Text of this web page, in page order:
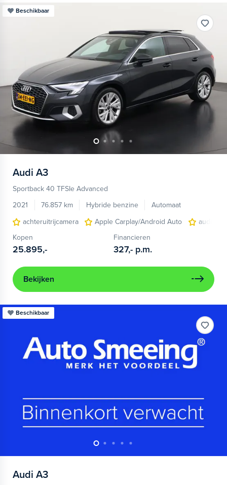
Beschikbaar
Audi A3
Sportback 40 TFSIe Advanced
2021
76.857 km Hybride benzine
Automaat
achteruitrijcamera
Apple Carplay/Android Auto
audio
Kopen
25.895,-
Financieren
327,- p.m.
Bekijken
Beschikbaar
Audi A3